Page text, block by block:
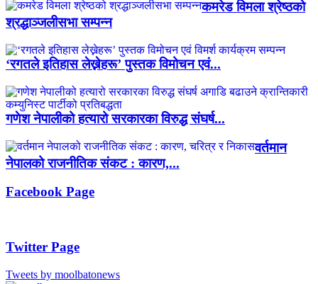
कमरेड विमला श्रेष्ठको
श्रद्धाञ्जलीसभा सम्पन्न
‘रगतले इतिहास लेख्नेहरू’ पुस्तक विमोचन एवं...
गणेश नेपालीको हत्यारो सरकारका विरुद्ध संघर्ष...
वर्तमान
नेपालको राजनीतिक संकट : कारण,...
Facebook Page
Twitter Page
Tweets by moolbatonews